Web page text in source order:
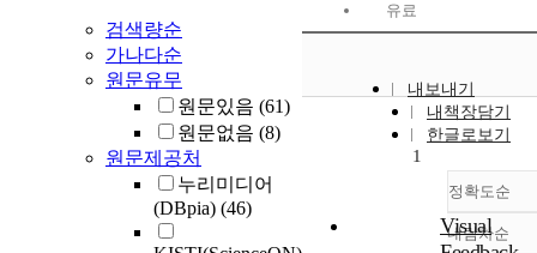
검색량순
가나다순
원문유무
원문있음 (61)
원문없음 (8)
원문제공처
누리미디어
(DBpia) (46)
유료
내보내기
내책장담기
한글로보기
정확도순
정
내림차순
1
Visual